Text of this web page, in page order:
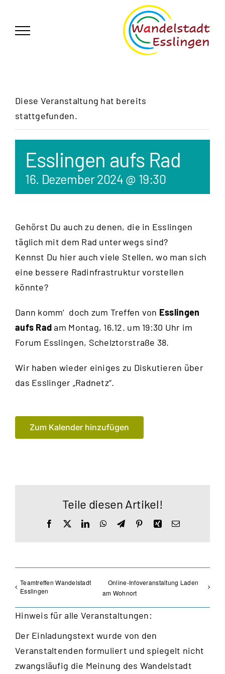
springen
Diese Veranstaltung hat bereits
stattgefunden.
Esslingen aufs Rad
16. Dezember 2024 @ 19:30
Gehörst Du auch zu denen, die in Esslingen
täglich mit dem Rad unterwegs sind?
Kennst Du hier auch viele Stellen, wo man sich
eine bessere Radinfrastruktur vorstellen
könnte?
Dann komm‘ doch zum Treffen von Esslingen
aufs Radam Montag, 16.12. um 19:30 Uhr im
Forum Esslingen, Schelztorstraße 38.
Wir haben wieder einiges zu Diskutieren über
das Esslinger „Radnetz“.
Zum Kalender hinzufügen
Teile diesen Artikel!
Facebook LinkedInWhatsApp
TelegramPinterestXingE-
Teamtreffen Wandelstadt
Esslingen
Online-Infoveranstaltung Laden
am Wohnort
Hinweis für alle Veranstaltungen:
Der Einladungstext wurde von den
Veranstaltenden formuliert und spiegelt nicht
zwangsläufig die Meinung des Wandelstadt